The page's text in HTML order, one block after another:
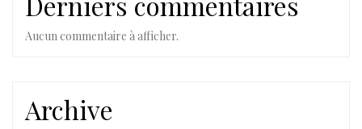
Aucun commentaire à afficher.
Archive